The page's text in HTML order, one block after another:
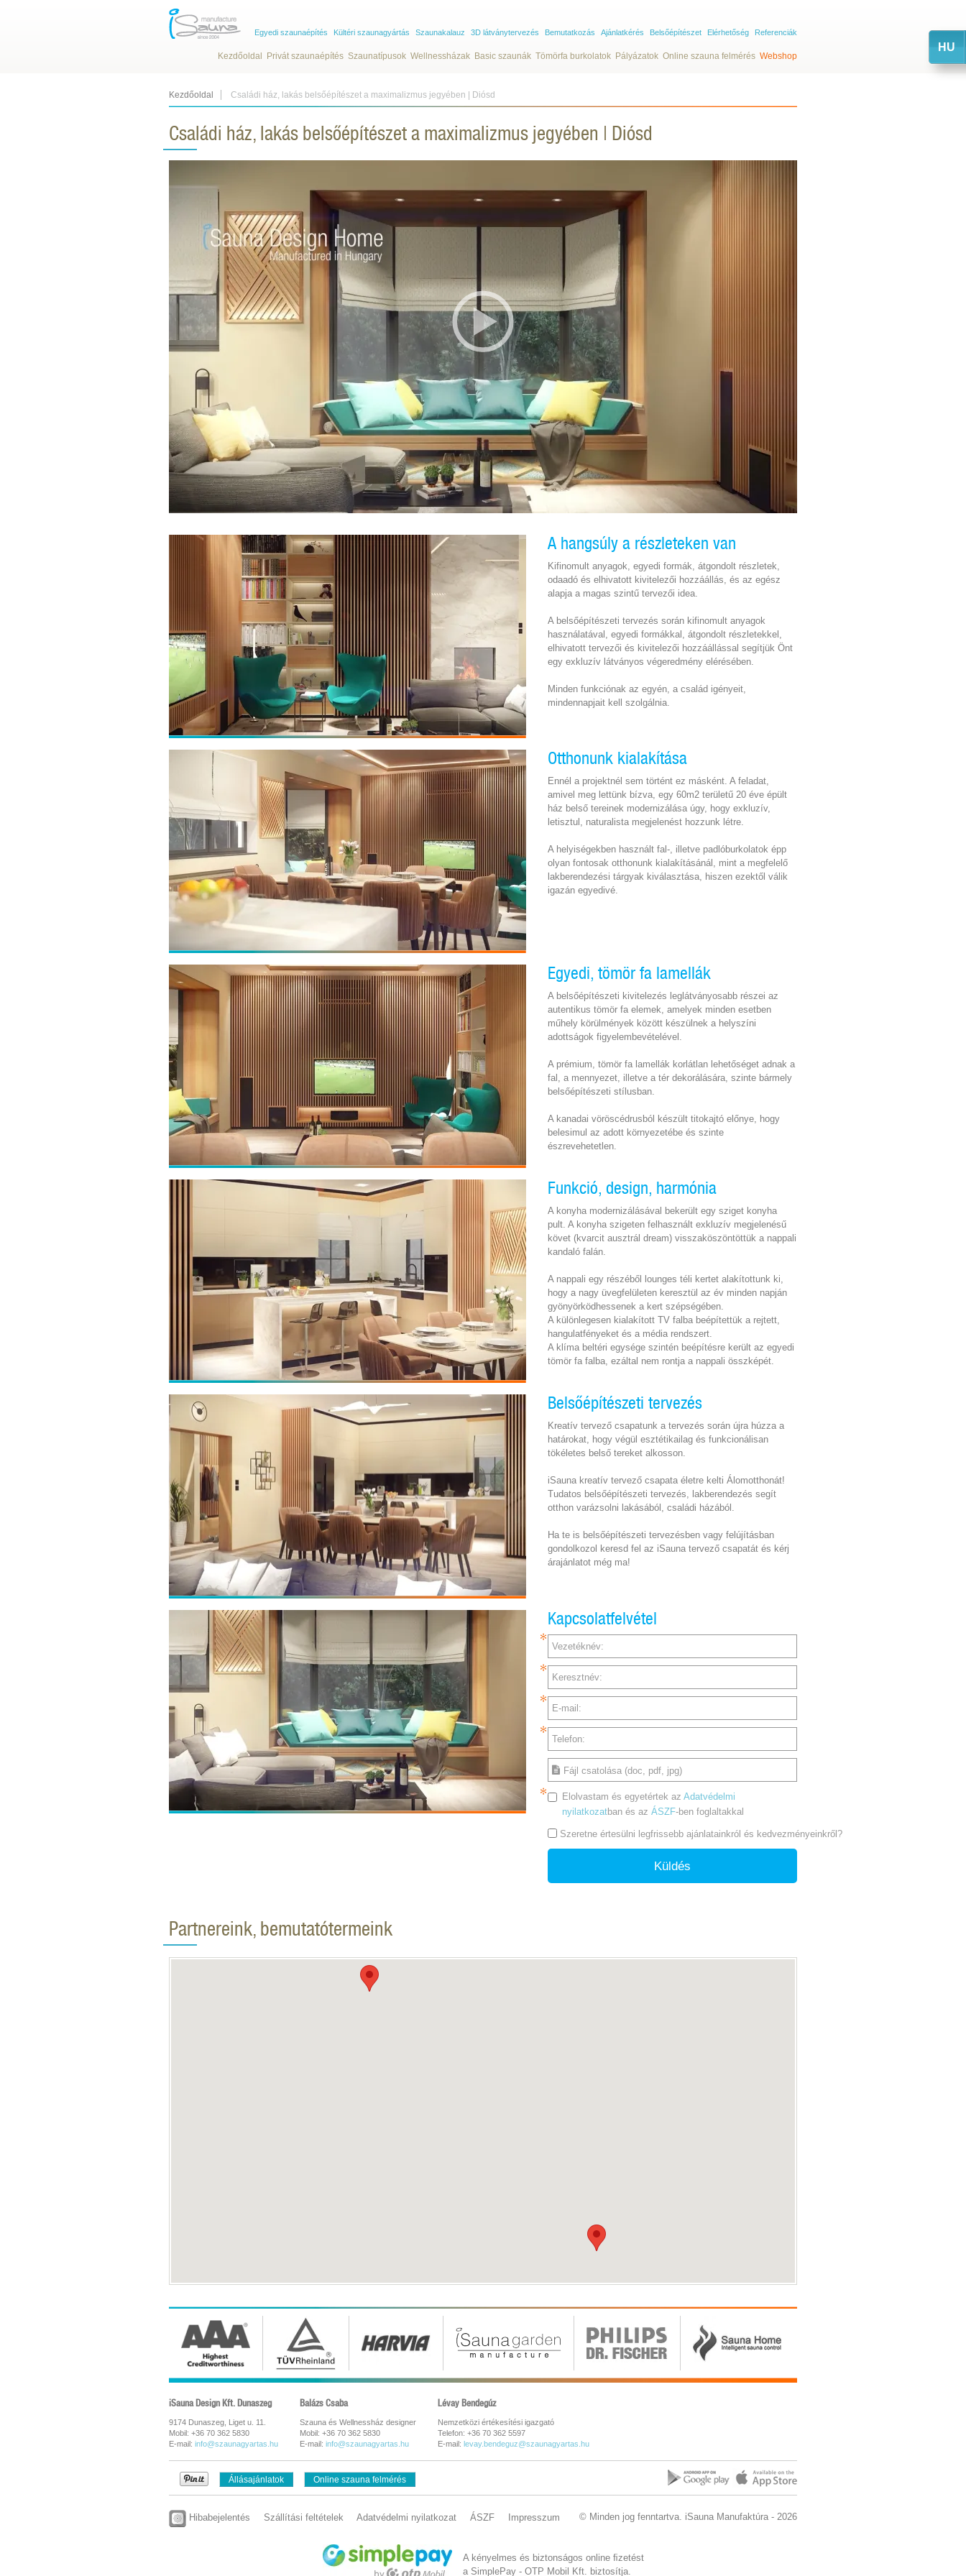
Egyedi szaunaépítés Kültéri szaunagyártás Szaunakalauz 3D látványtervezés Bemutatkozás Ajánlatkérés Belsőépítészet Elérhetőség Referenciák
Kezdőoldal Privát szaunaépítés Szaunatípusok Wellnessházak Basic szaunák Tömörfa burkolatok Pályázatok Online szauna felmérés Webshop
Kezdőoldal Családi ház, lakás belsőépítészet a maximalizmus jegyében | Diósd
Családi ház, lakás belsőépítészet a maximalizmus jegyében | Diósd
A hangsúly a részleteken van
Kifinomult anyagok, egyedi formák, átgondolt részletek,
odaadó és elhivatott kivitelezői hozzáállás, és az egész
alapja a magas szintű tervezői idea.
A belsőépítészeti tervezés során kifinomult anyagok
használatával, egyedi formákkal, átgondolt részletekkel,
elhivatott tervezői és kivitelezői hozzáállással segítjük Önt
egy exkluzív látványos végeredmény elérésében.
Minden funkciónak az egyén, a család igényeit,
mindennapjait kell szolgálnia.
Otthonunk kialakítása
Ennél a projektnél sem történt ez másként. A feladat,
amivel meg lettünk bízva, egy 60m2 területű 20 éve épült
ház belső tereinek modernizálása úgy, hogy exkluzív,
letisztul, naturalista megjelenést hozzunk létre.
A helyiségekben használt fal-, illetve padlóburkolatok épp
olyan fontosak otthonunk kialakításánál, mint a megfelelő
lakberendezési tárgyak kiválasztása, hiszen ezektől válik
igazán egyedivé.
Egyedi, tömör fa lamellák
A belsőépítészeti kivitelezés leglátványosabb részei az
autentikus tömör fa elemek, amelyek minden esetben
műhely körülmények között készülnek a helyszíni
adottságok figyelembevételével.
A prémium, tömör fa lamellák korlátlan lehetőséget adnak a
fal, a mennyezet, illetve a tér dekorálására, szinte bármely
belsőépítészeti stílusban.
A kanadai vöröscédrusból készült titokajtó előnye, hogy
belesimul az adott környezetébe és szinte
észrevehetetlen.
Funkció, design, harmónia
A konyha modernizálásával bekerült egy sziget konyha
pult. A konyha szigeten felhasznált exkluzív megjelenésű
követ (kvarcit ausztrál dream) visszaköszöntöttük a nappali
kandaló falán.
A nappali egy részéből lounges téli kertet alakítottunk ki,
hogy a nagy üvegfelületen keresztül az év minden napján
gyönyörködhessenek a kert szépségében.
A különlegesen kialakított TV falba beépítettük a rejtett,
hangulatfényeket és a média rendszert.
A klíma beltéri egysége szintén beépítésre került az egyedi
tömör fa falba, ezáltal nem rontja a nappali összképét.
Belsőépítészeti tervezés
Kreatív tervező csapatunk a tervezés során újra húzza a
határokat, hogy végül esztétikailag és funkcionálisan
tökéletes belső tereket alkosson.
iSauna kreatív tervező csapata életre kelti Álomotthonát!
Tudatos belsőépítészeti tervezés, lakberendezés segít
otthon varázsolni lakásából, családi házából.
Ha te is belsőépítészeti tervezésben vagy felújításban
gondolkozol keresd fel az iSauna tervező csapatát és kérj
árajánlatot még ma!
Kapcsolatfelvétel
Vezetéknév:
Keresztnév:
E-mail:
Telefon:
Fájl csatolása (doc, pdf, jpg)
Elolvastam és egyetértek azAdatvédelmi
nyilatkozatban és azÁSZF-ben foglaltakkal
Szeretne értesülni legfrissebb ajánlatainkról és kedvezményeinkről?
Küldés
Partnereink, bemutatótermeink
iSauna Design Kft. Dunaszeg
9174 Dunaszeg, Liget u. 11.
Mobil: +36 70 362 5830
E-mail: info@szaunagyartas.hu
Balázs Csaba
Szauna és Wellnessház designer
Mobil: +36 70 362 5830
E-mail: info@szaunagyartas.hu
Lévay Bendegúz
Nemzetközi értékesítési igazgató
Telefon: +36 70 362 5597
E-mail: levay.bendeguz@szaunagyartas.hu
Állásajánlatok Online szauna felmérés
Hibabejelentés Szállítási feltételek Adatvédelmi nyilatkozat ÁSZF Impresszum © Minden jog fenntartva. iSauna Manufaktúra - 2026
A kényelmes és biztonságos online ﬁzetést
a SimplePay - OTP Mobil Kft. biztosítja.
HU